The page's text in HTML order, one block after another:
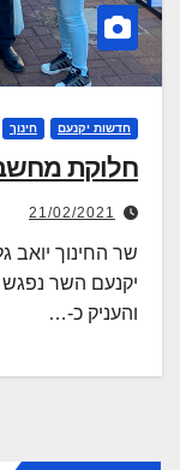
חדשות יקנעם חינוך
חלוקת
21/02/2021
יקנעם השר
והעניק כ-…